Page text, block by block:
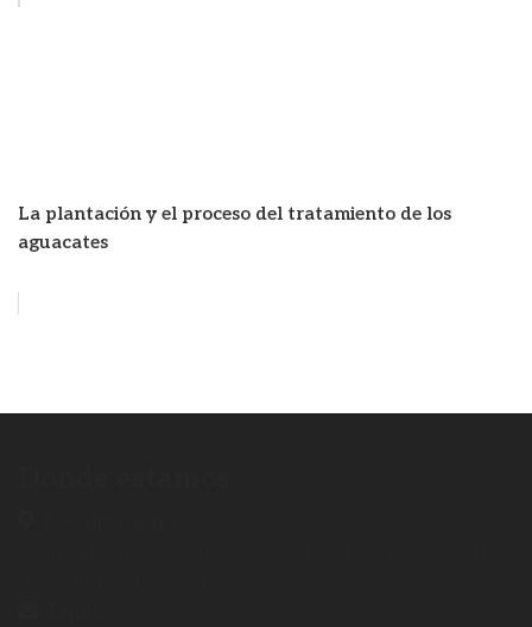
La plantación y el proceso del tratamiento de los
aguacates